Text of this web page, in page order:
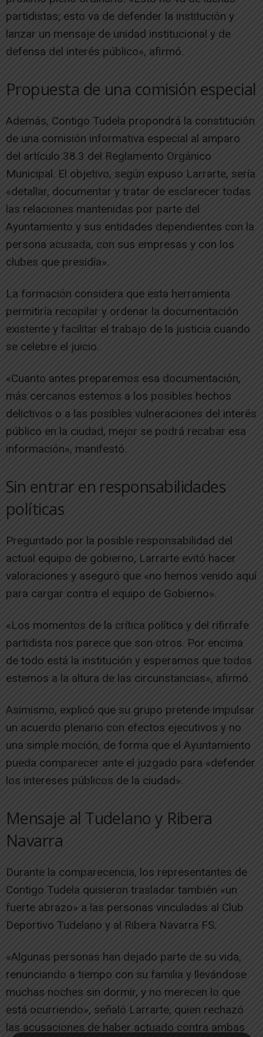
partidistas; esto va de defender la institución y
lanzar un mensaje de unidad institucional y de
defensa del interés público», afirmó.
Propuesta de una comisión especial
Además, Contigo Tudela propondrá la constitución
de una comisión informativa especial al amparo
del artículo 38.3 del Reglamento Orgánico
Municipal. El objetivo, según expuso Larrarte, sería
«detallar, documentar y tratar de esclarecer todas
las relaciones mantenidas por parte del
Ayuntamiento y sus entidades dependientes con la
persona acusada, con sus empresas y con los
clubes que presidía».
La formación considera que esta herramienta
permitiría recopilar y ordenar la documentación
existente y facilitar el trabajo de la justicia cuando
se celebre el juicio.
«Cuanto antes preparemos esa documentación,
más cercanos estemos a los posibles hechos
delictivos o a las posibles vulneraciones del interés
público en la ciudad, mejor se podrá recabar esa
información», manifestó.
Sin entrar en responsabilidades
políticas
Preguntado por la posible responsabilidad del
actual equipo de gobierno, Larrarte evitó hacer
valoraciones y aseguró que «no hemos venido aquí
para cargar contra el equipo de Gobierno».
«Los momentos de la crítica política y del rifirrafe
partidista nos parece que son otros. Por encima
de todo está la institución y esperamos que todos
estemos a la altura de las circunstancias», afirmó.
Asimismo, explicó que su grupo pretende impulsar
un acuerdo plenario con efectos ejecutivos y no
una simple moción, de forma que el Ayuntamiento
pueda comparecer ante el juzgado para «defender
los intereses públicos de la ciudad».
Mensaje al Tudelano y Ribera
Navarra
Durante la comparecencia, los representantes de
Contigo Tudela quisieron trasladar también «un
fuerte abrazo» a las personas vinculadas al Club
Deportivo Tudelano y al Ribera Navarra FS.
«Algunas personas han dejado parte de su vida,
renunciando a tiempo con su familia y llevándose
muchas noches sin dormir, y no merecen lo que
está ocurriendo», señaló Larrarte, quien rechazó
las acusaciones de haber actuado contra ambas